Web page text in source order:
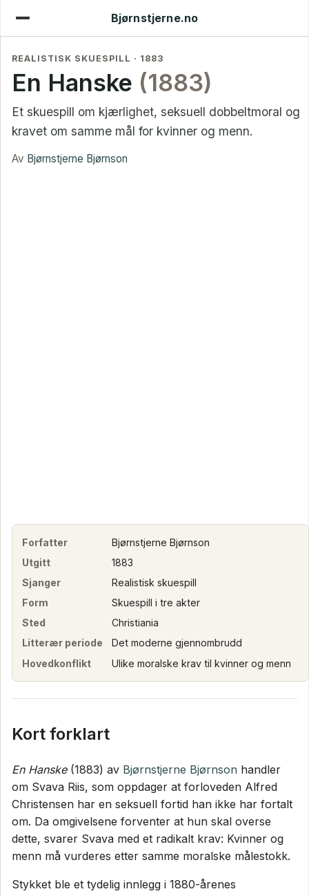
Bjørnstjerne.no
REALISTISK SKUESPILL · 1883
En Hanske (1883)
Et skuespill om kjærlighet, seksuell dobbeltmoral og
kravet om samme mål for kvinner og menn.
Av Bjørnstjerne Bjørnson
Forfatter
Bjørnstjerne Bjørnson
Utgitt
1883
Sjanger
Realistisk skuespill
Form
Skuespill i tre akter
Sted
Christiania
Litterær periode
Det moderne gjennombrudd
Hovedkonflikt
Ulike moralske krav til kvinner og menn
Kort forklart
En Hanske(1883) av Bjørnstjerne Bjørnson handler
om Svava Riis, som oppdager at forloveden Alfred
Christensen har en seksuell fortid han ikke har fortalt
om. Da omgivelsene forventer at hun skal overse
dette, svarer Svava med et radikalt krav: Kvinner og
menn må vurderes etter samme moralske målestokk.
Stykket ble et tydelig innlegg i 1880-årenes